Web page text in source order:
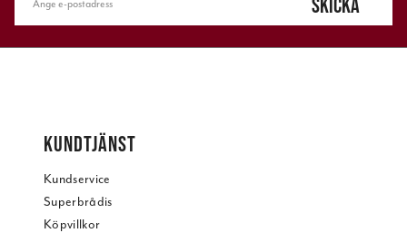
SKICKA
KUNDTJÄNST
Kundservice
Superbrådis
Köpvillkor